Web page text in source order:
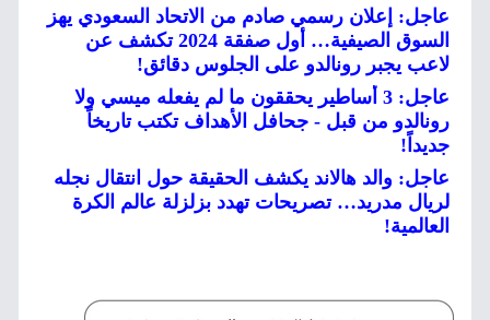
عاجل: إعلان رسمي صادم من الاتحاد السعودي يهز
السوق الصيفية… أول صفقة 2024 تكشف عن
لاعب يجبر رونالدو على الجلوس دقائق!
عاجل: 3 أساطير يحققون ما لم يفعله ميسي ولا
رونالدو من قبل - جحافل الأهداف تكتب تاريخاً
جديداً!
عاجل: والد هالاند يكشف الحقيقة حول انتقال نجله
لريال مدريد… تصريحات تهدد بزلزلة عالم الكرة
العالمية!